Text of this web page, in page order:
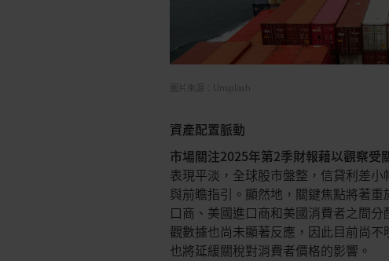
圖片來源：Unsplash
資產配置脈動
市場關注2025年第2季財報藉以觀察受
表現平淡，全球股市盤整，信貸利差
與前瞻指引。顯然地，關鍵焦點將著
口商、美國進口商和美國消費者之間
觀數據也尚未顯著反應，因此目前尚
也將延緩關稅對消費者價格的影響。